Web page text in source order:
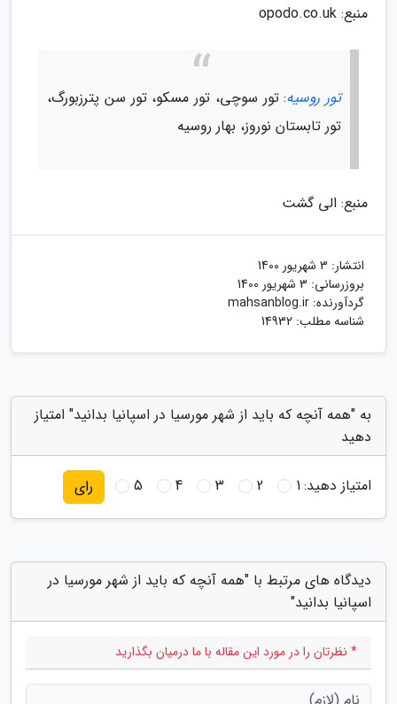
منبع: opodo.co.uk
تور روسیه: تور سوچی، تور مسکو، تور سن پترزبورگ،
تور تابستان نوروز، بهار روسیه
منبع: الی گشت
انتشار: 3 شهریور 1400
بروزرسانی: 3 شهریور 1400
گردآورنده: mahsanblog.ir
شناسه مطلب: 14932
به "همه آنچه که باید از شهر مورسیا در اسپانیا بدانید" امتیاز
دهید
امتیاز دهید:1
2
3
4
5 رای
دیدگاه های مرتبط با "همه آنچه که باید از شهر مورسیا در
اسپانیا بدانید"
* نظرتان را در مورد این مقاله با ما درمیان بگذارید